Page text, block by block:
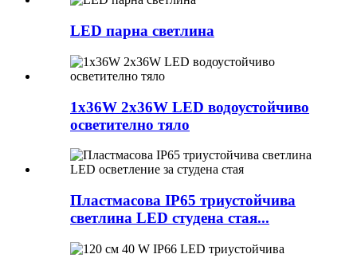
LED парна светлина
1x36W 2x36W LED водоустойчиво
осветително тяло
Пластмасова IP65 триустойчива
светлина LED студена стая...